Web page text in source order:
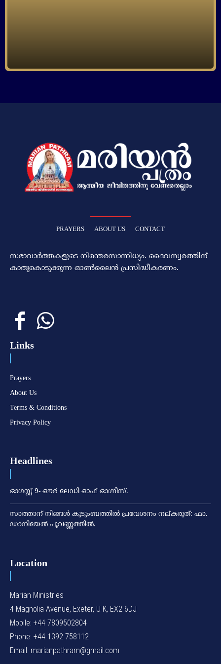
PRAYERS ABOUT US CONTACT
സഭാവാര്‍ത്തകളുടെ നിരന്തരസാന്നിധ്യം. ദൈവസ്വരത്തിന്‌
കാതുകൊടുക്കുന്ന ഓണ്‍ലൈന്‍ പ്രസിദ്ധീകരണം.
Links
Prayers
About Us
Terms & Conditions
Privacy Policy
Headlines
ഓഗസ്റ്റ് 9- ഔര്‍ ലേഡി ഓഫ് ഓഗ്നീസ്.
സാത്താന് നിങ്ങള്‍ കുടുംബത്തില്‍ പ്രവേശനം നല്കരുത്: ഫാ.
ഡാനിയേല്‍ പൂവണ്ണത്തില്‍.
Location
Marian Ministries
4 Magnolia Avenue, Exeter, U K, EX2 6DJ
Mobile: +44 7809502804
Phone: +44 1392 758112
Email: marianpathram@gmail.com